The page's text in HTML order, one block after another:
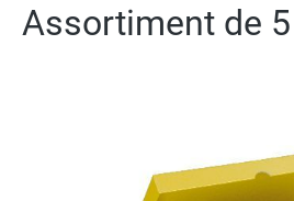
Assortiment de